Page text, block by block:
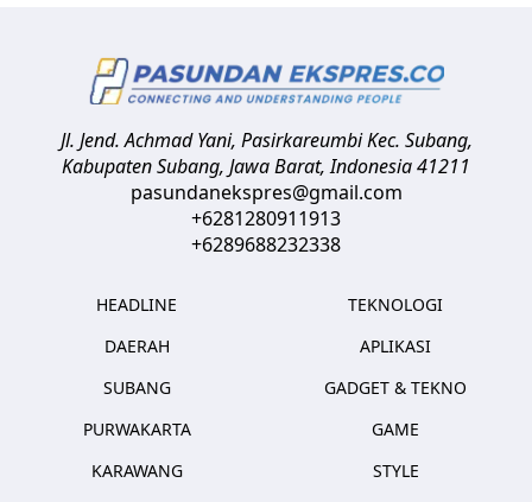
Jl. Jend. Achmad Yani, Pasirkareumbi Kec. Subang,
Kabupaten Subang, Jawa Barat,Indonesia41211
pasundanekspres@gmail.com
+6281280911913
+6289688232338
HEADLINE
DAERAH
SUBANG
PURWAKARTA
KARAWANG
TEKNOLOGI
APLIKASI
GADGET & TEKNO
GAME
STYLE